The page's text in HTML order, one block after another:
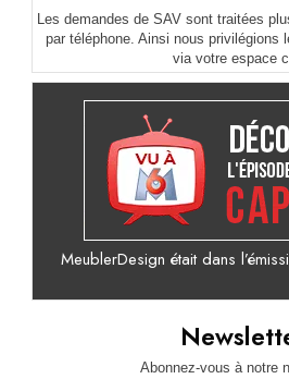
Les demandes de SAV sont traitées
par téléphone. Ainsi nous privilégions
via votre espace
MeublerDesign était dans
Abonnez-vous à notre